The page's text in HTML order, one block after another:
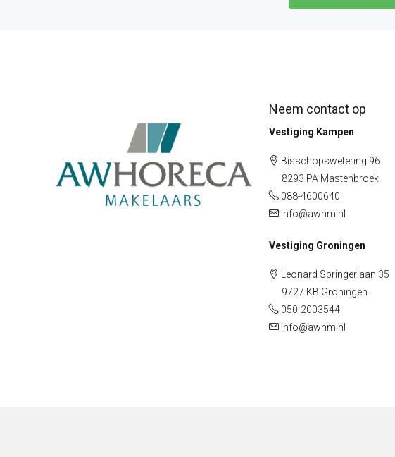
Neem contact op
Vestiging Kampen
Bisschopswetering 96
8293 PA Mastenbroek
088-4600640
info@awhm.nl
Vestiging Groningen
Leonard Springerlaan 35
9727 KB Groningen
050-2003544
info@awhm.nl